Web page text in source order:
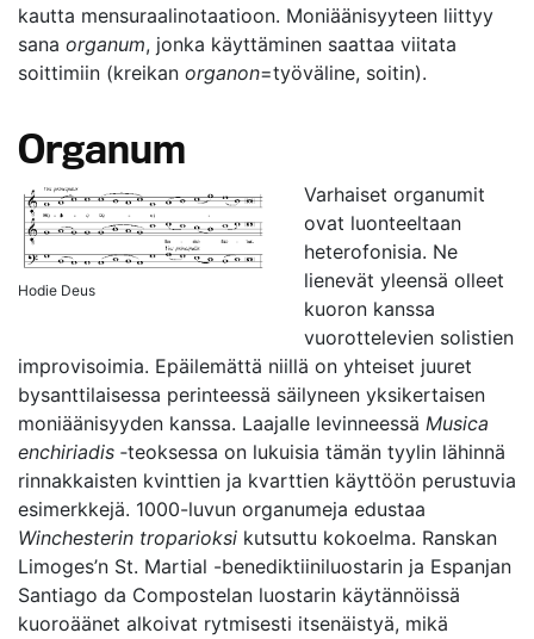
kautta mensuraalinotaatioon. Moniäänisyyteen liittyy
sana organum, jonka käyttäminen saattaa viitata
soittimiin (kreikan organon=työväline, soitin).
Organum
Hodie Deus
Varhaiset organumit
ovat luonteeltaan
heterofonisia. Ne
lienevät yleensä olleet
kuoron kanssa
vuorottelevien solistien
improvisoimia. Epäilemättä niillä on yhteiset juuret
bysanttilaisessa perinteessä säilyneen yksikertaisen
moniäänisyyden kanssa. Laajalle levinneessä Musica
enchiriadis ‑teoksessa on lukuisia tämän tyylin lähinnä
rinnakkaisten kvinttien ja kvarttien käyttöön perustuvia
esimerkkejä. 1000-luvun organumeja edustaa
Winchesterin troparioksi kutsuttu kokoelma. Ranskan
Limoges’n St. Martial -benediktiiniluostarin ja Espanjan
Santiago da Compostelan luostarin käytännöissä
kuoroäänet alkoivat rytmisesti itsenäistyä, mikä